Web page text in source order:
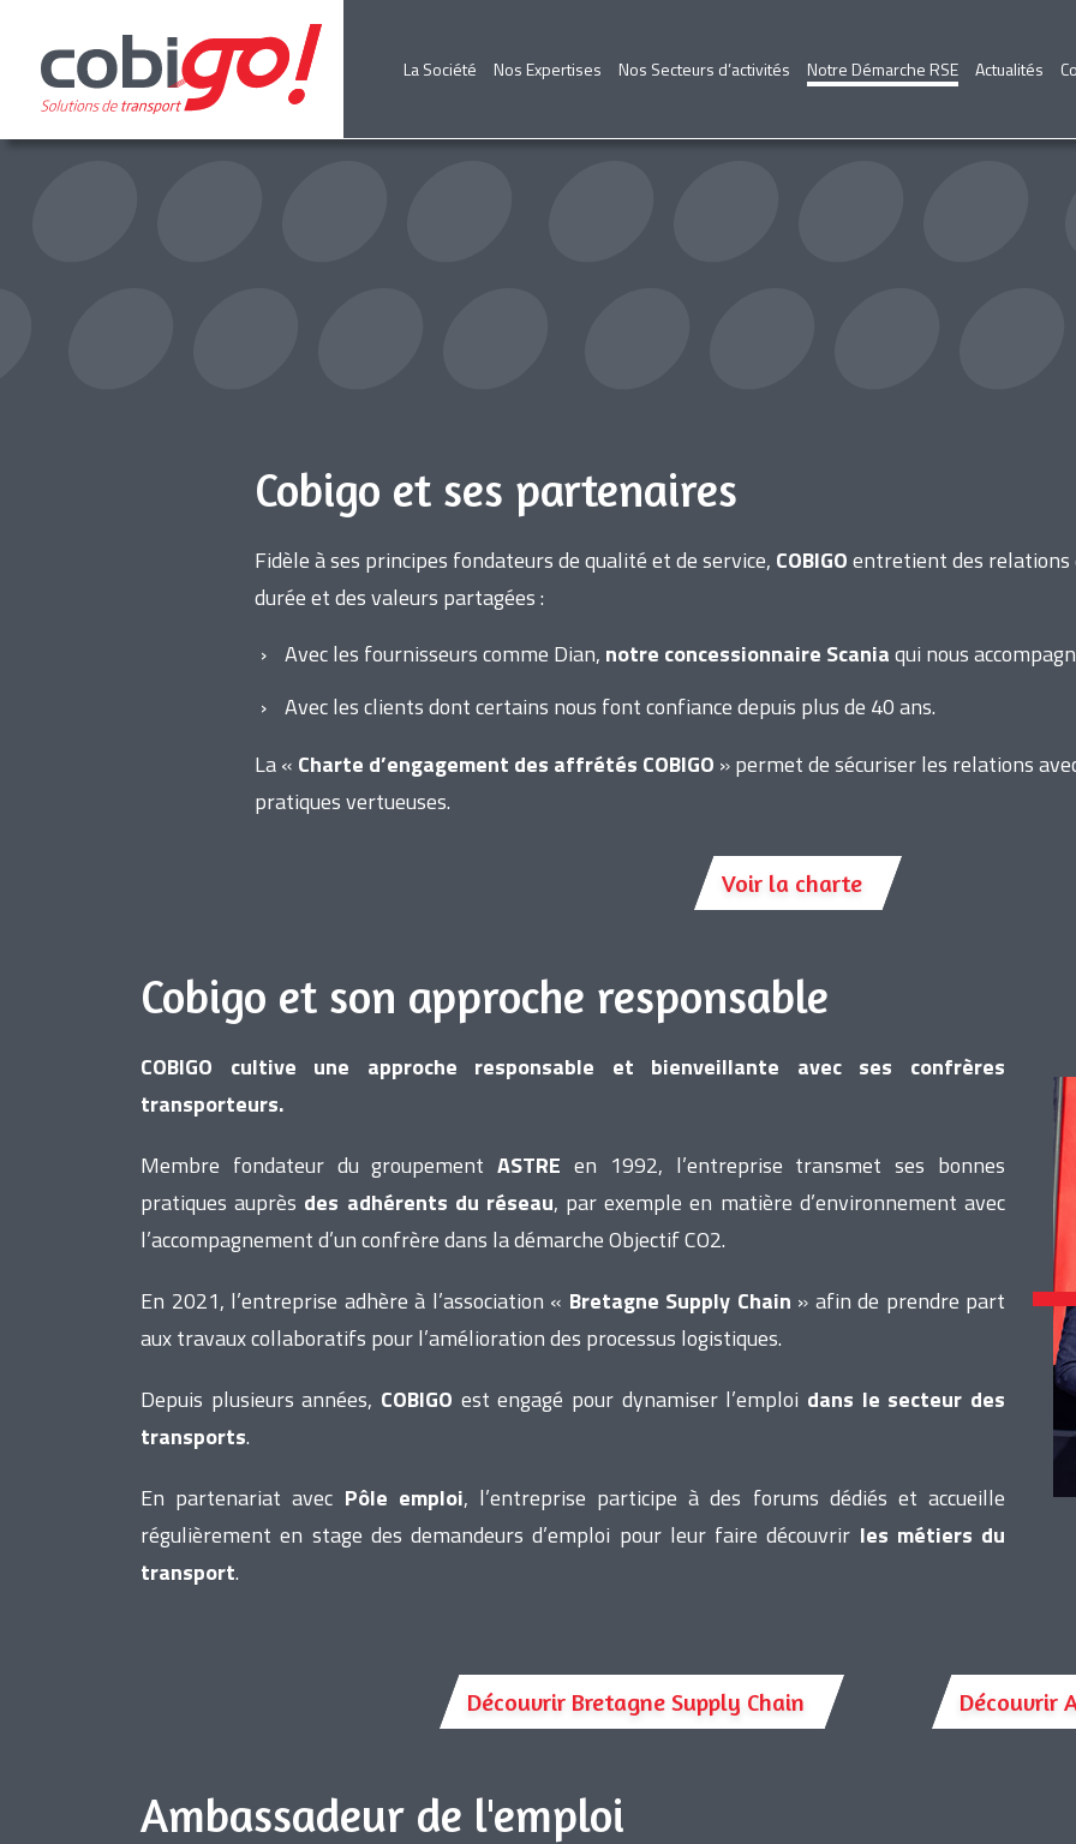
La Société Nos Expertises Nos Secteurs d’activités Notre Démarche RSE Actualités
Cobigo et ses partenaires
Fidèle à ses principes fondateurs de qualité et de service, COBIGOentretient des
durée et des valeurs partagées :
Avec les fournisseurs comme Dian, notre concessionnaire Scaniaqui nous
Avec les clients dont certains nous font confiance depuis plus de 40 ans.
La « Charte d’engagement des affrétés COBIGO » permet de sécuriser les relations
pratiques vertueuses.
Voir la charte
Cobigo et son approche responsable
COBIGO cultive une approche responsable et bienveillante avec ses confrères
transporteurs.
Membre fondateur du groupementASTRE en 1992, l’entreprise transmet ses bonnes
pratiques auprès des adhérents du réseau, par exemple en matière d’environnement avec
l’accompagnement d’un confrère dans la démarche Objectif CO2.
En 2021, l’entreprise adhère à l’association « Bretagne Supply Chain » afin de prendre part
aux travaux collaboratifs pour l’amélioration des processus logistiques.
Depuis plusieurs années, COBIGO est engagé pour dynamiser l’emploi dans le secteur des
transports.
En partenariat avec Pôle emploi, l’entreprise participe à des forums dédiés et accueille
régulièrement en stage des demandeurs d’emploi pour leur faire découvrir les métiers du
transport.
Découvrir Bretagne Supply Chain Découvrir
Ambassadeur de l'emploi